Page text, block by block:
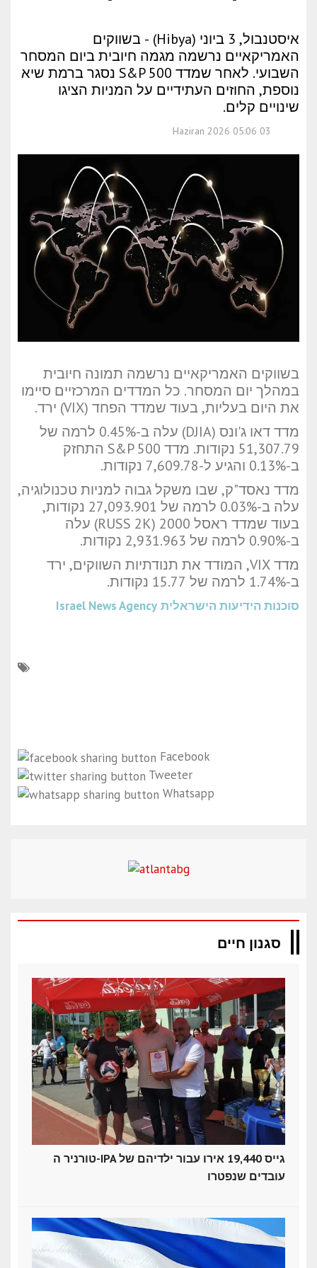
איסטנבול, 3 ביוני (Hibya) - בשווקים
האמריקאיים נרשמה מגמה חיובית ביום המסחר
השבועי. לאחר שמדד S&P 500 נסגר ברמת שיא
נוספת, החוזים העתידיים על המניות הציגו
שינויים קלים.
03 Haziran 2026 05:06
בשווקים האמריקאיים נרשמה תמונה חיובית
במהלך יום המסחר. כל המדדים המרכזיים סיימו
את היום בעליות, בעוד שמדד הפחד (VIX) ירד.
מדד דאו ג'ונס (DJIA) עלה ב-0.45% לרמה של
51,307.79 נקודות. מדד S&P 500 התחזק
ב-0.13% והגיע ל-7,609.78 נקודות.
מדד נאסד"ק, שבו משקל גבוה למניות טכנולוגיה,
עלה ב-0.03% לרמה של 27,093.901 נקודות,
בעוד שמדד ראסל 2000 (RUSS 2K) עלה
ב-0.90% לרמה של 2,931.963 נקודות.
מדד VIX, המודד את תנודתיות השווקים, ירד
ב-1.74% לרמה של 15.77 נקודות.
סוכנות הידיעות הישראלית Israel News Agency
Facebook
Tweeter
Whatsapp
סגנון חיים
טורניר ה-IPA גייס 19,440 אירו עבור ילדיהם של
עובדים שנפטרו